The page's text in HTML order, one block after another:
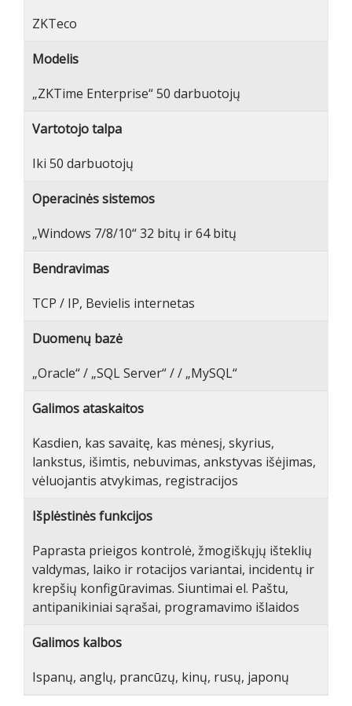
ZKTeco
Modelis
„ZKTime Enterprise“ 50 darbuotojų
Vartotojo talpa
Iki 50 darbuotojų
Operacinės sistemos
„Windows 7/8/10“ 32 bitų ir 64 bitų
Bendravimas
TCP / IP, Bevielis internetas
Duomenų bazė
„Oracle“ / „SQL Server“ / / „MySQL“
Galimos ataskaitos
Kasdien, kas savaitę, kas mėnesį, skyrius,
lankstus, išimtis, nebuvimas, ankstyvas išėjimas,
vėluojantis atvykimas, registracijos
Išplėstinės funkcijos
Paprasta prieigos kontrolė, žmogiškųjų išteklių
valdymas, laiko ir rotacijos variantai, incidentų ir
krepšių konfigūravimas. Siuntimai el. Paštu,
antipanikiniai sąrašai, programavimo išlaidos
Galimos kalbos
Ispanų, anglų, prancūzų, kinų, rusų, japonų